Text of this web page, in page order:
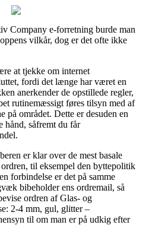
Company e-forretning burde man
vilkår, dog er det ofte ikke
at tjekke om internet
fordi det længe har været en
anerkender de opstillede regler,
rutinemæssigt føres tilsyn med af
på området. Dette er desuden en
hånd, såfremt du får
er klar over de mest basale
til eksempel den byttepolitik
forbindelse er det på samme
bibeholder ens ordremail, så
ordren af Glas- og
2-4 mm, gul, glitter –
til om man er på udkig efter